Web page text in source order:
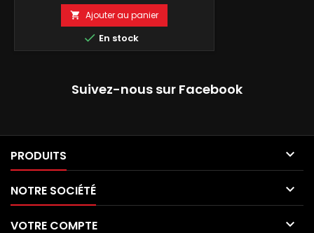
 Ajouter au panier
 En stock
Suivez-nous sur Facebook
PRODUITS 
NOTRE SOCIÉTÉ 
VOTRE COMPTE 